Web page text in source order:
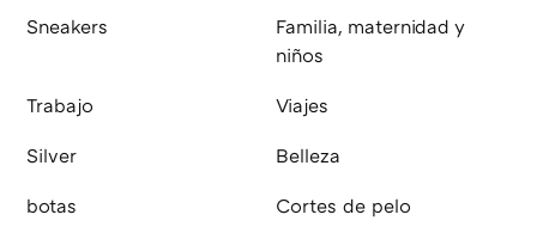
Sneakers
Familia, maternidad y
niños
Trabajo Viajes
Silver Belleza
botas Cortes de pelo